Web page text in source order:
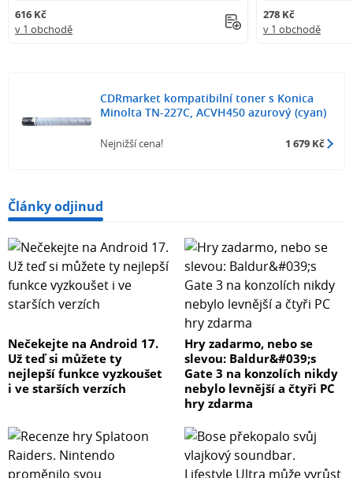
616 Kč
v 1 obchodě
278 Kč
v 1 obchodě
CDRmarket kompatibilní toner s Konica
Minolta TN-227C, ACVH450 azurový (cyan)
Nejnižší cena! 1 679 Kč
Články odjinud
Nečekejte na Android 17.
Už teď si můžete ty
nejlepší funkce vyzkoušet
i ve starších verzích
Hry zadarmo, nebo se
slevou: Baldur&#039;s
Gate 3 na konzolích nikdy
nebylo levnější a čtyři PC
hry zdarma